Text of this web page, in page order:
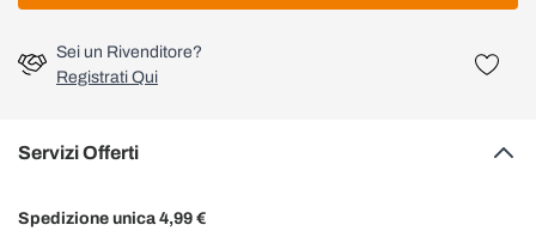
Sei un Rivenditore?
Registrati Qui
Servizi Offerti
Spedizione unica 4,99 €